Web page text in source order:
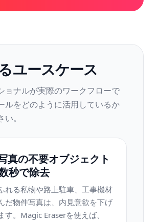
ユースケース
ョナルが実際のワークフローで
ルをどのように活用しているか
。
真の不要オブジェクト
秒で除去
れる私物や路上駐車、工事機材
だ物件写真は、内見意欲を下げ
す。Magic Eraserを使えば、